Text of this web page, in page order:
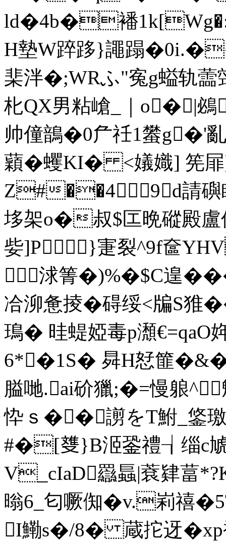
ld�4b�襎1k[Wg�:
H墊W踤跢}譝蹋
棐泮�;WRふ"寃g螠轨蘦
朼 QX男粘嵢_｜o�|
帅僮鶕 �0厃祍1蠜g�'亂
蘔�蠼KI� <嬟嬂] 筅
Z#��49d請礖
垑架o�叔$匞晩磫殿盧
姕]P}寁裂^9f奩
浗箐�)%�$C遑
冾泖惫掕�碍绥<牑S猚
鳿� 晆蝭婭毒p瀩€=qaО
6*�1S� 曻H恏篚
膉哋.ai砎獵;�=慢躴
忰ｓ��謭をT鮒_
#�[﨎}B洍銎禮┧缁c虓
V_cIaD羉螶|蔉肄
暡6_匂噘倁�v.峲禧
I鰳s�/8� 蔵拕迓�xp